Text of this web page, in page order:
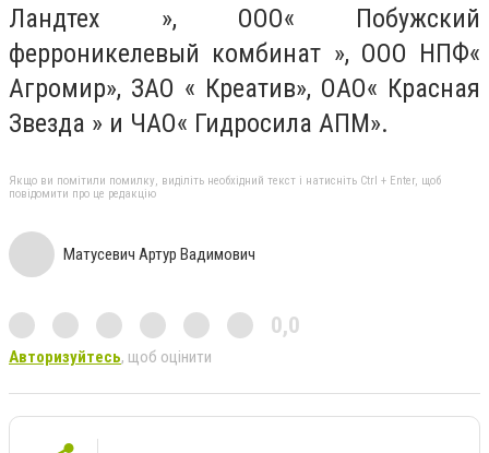
Ландтех », ООО« Побужский
ферроникелевый комбинат », ООО НПФ«
Агромир», ЗАО « Креатив», ОАО« Красная
Звезда » и ЧАО« Гидросила АПМ».
Якщо ви помітили помилку, виділіть необхідний текст і натисніть Ctrl + Enter, щоб
повідомити про це редакцію
Матусевич Артур Вадимович
0,0
Авторизуйтесь, щоб оцінити